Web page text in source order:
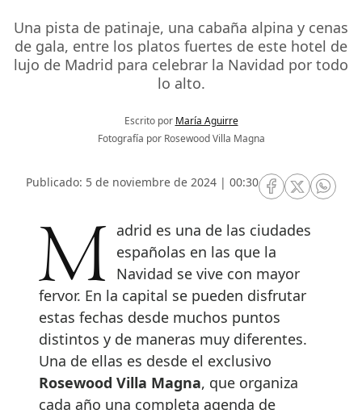
Una pista de patinaje, una cabaña alpina y cenas
de gala, entre los platos fuertes de este hotel de
lujo de Madrid para celebrar la Navidad por todo
lo alto.
Escrito por María Aguirre
Fotografía por Rosewood Villa Magna
Publicado: 5 de noviembre de 2024 | 00:30
RRSS Facebook
RRSSRRSS
Madrid es una de las ciudades
españolas en las que la
Navidad se vive con mayor
fervor. En la capital se pueden disfrutar
estas fechas desde muchos puntos
distintos y de maneras muy diferentes.
Una de ellas es desde el exclusivo
Rosewood Villa Magna, que organiza
cada año una completa agenda de